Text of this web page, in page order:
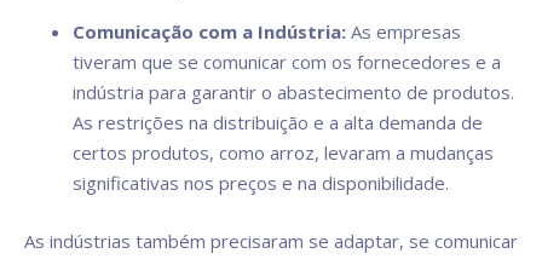
Comunicação com a Indústria: As empresas
tiveram que se comunicar com os fornecedores e a
indústria para garantir o abastecimento de produtos.
As restrições na distribuição e a alta demanda de
certos produtos, como arroz, levaram a mudanças
significativas nos preços e na disponibilidade.
As indústrias também precisaram se adaptar, se comunicar